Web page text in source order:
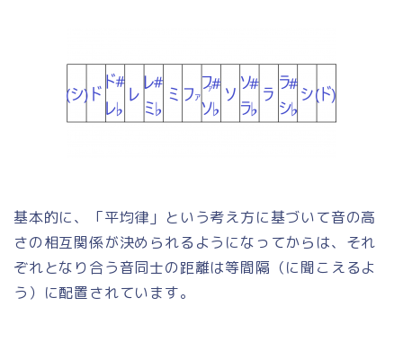
基本的に、「平均律」という考え方に基づいて音の高
さの相互関係が決められるようになってからは、それ
ぞれとなり合う音同士の距離は等間隔（に聞こえるよ
う）に配置されています。